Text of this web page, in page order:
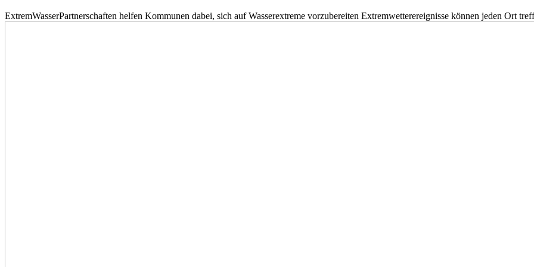
ExtremWasserPartnerschaften helfen Kommunen dabei, sich auf Wasserextreme vorzubereiten Extremwetterereignisse können jeden Ort